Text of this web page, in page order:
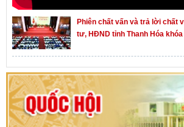
Phiên chất vấn và trả lời chất
tư, HĐND tỉnh Thanh Hóa khóa
Khai mạc kỳ họp thứ Nhất,
Hướng dẫn quy trình bỏ phiếu